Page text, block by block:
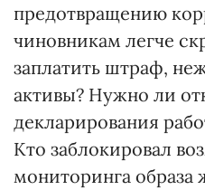
предотвращению
чиновникам легче
заплатить штраф,
активы? Нужно ли
декларирования
Кто заблокировал
мониторинга образа